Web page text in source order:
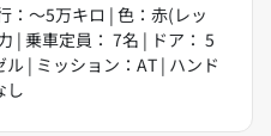
：～5万キロ | 色：赤(レッ
| 乗車定員： 7名 | ドア： 5
| ミッション：AT | ハンド
し